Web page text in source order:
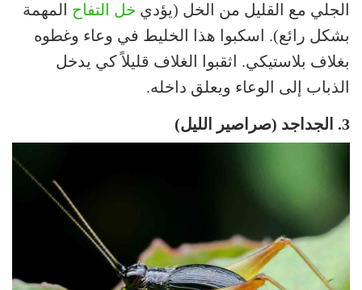
الجلي مع القليل من الخل (يؤدي خل التفاح المهمة
بشكل رائع). اسكبوا هذا الخليط في وعاء وغطوه
بغلاف بلاستيكي. اثقبوا الغلاف قليلاً كي يدخل
الذباب إلى الوعاء ويعلق داخله.
3. الجداجد (صراصير الليل)